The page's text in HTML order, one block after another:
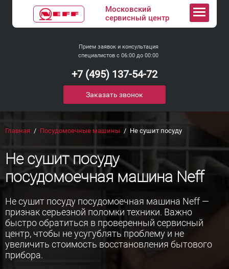
Московский
сервисный центр
Прием заявок и консультация
специалистов с 06:00 до 00:00
+7 (495) 137-54-72
Заказать звонок
Главная Посудомоечные машины Не сушит посуду
Не сушит посуду
посудомоечная машина Neff
Не сушит посуду посудомоечная машина Neff —
признак серьезной поломки техники. Важно
быстро обратиться в проверенный сервисный
центр, чтобы не усугублять проблему и не
увеличить стоимость восстановления бытового
прибора.